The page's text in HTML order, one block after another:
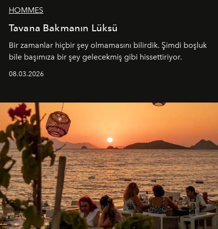
HOMMES
Tavana Bakmanın Lüksü
Bir zamanlar hiçbir şey olmamasını bilirdik. Şimdi boşluk
bile başımıza bir şey gelecekmiş gibi hissettiriyor.
08.03.2026